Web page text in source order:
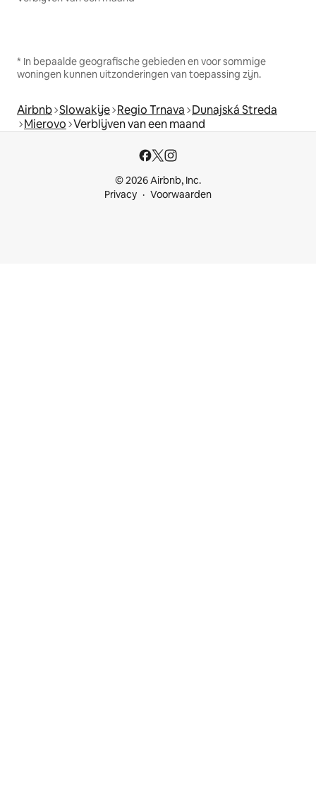
* In bepaalde geografische gebieden en voor sommige
woningen kunnen uitzonderingen van toepassing zijn.
Airbnb Slowakije Regio Trnava Dunajská Streda
Mierovo Verblijven van een maand
© 2026 Airbnb, Inc.
Privacy
Voorwaarden